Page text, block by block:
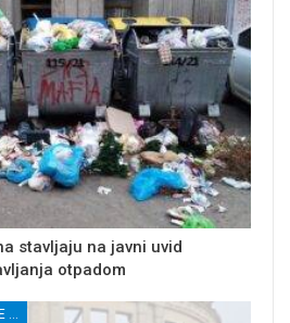
stavljaju na javni uvid
otpadom
JAČANJE DOPISNIČKE MREŽE NEZAVISNIH MEDIJA U RASINSKOM OKRUGU